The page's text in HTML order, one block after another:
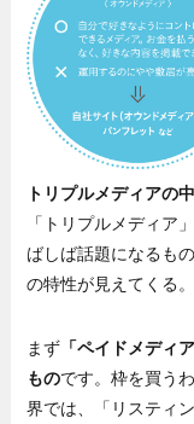
トリプルメディアの
「トリプルメディア
ばしば話題になるも
の特性が見えてくる。
まず 「ペイドメディ
ものです。枠を買う
界では、「リスティ